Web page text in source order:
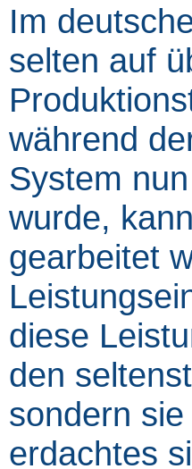
Im
selten auf
während
System
wurde,
gearbeitet
diese
den
sondern
erdachtes